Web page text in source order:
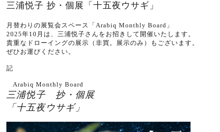
三浦悦子 抄・個展「十五夜ウサギ」
月替わりの展覧会スペース「Arabiq Monthly Board」
2025年10月は、三浦悦子さんをお招きして開催いたします。
貴重なドローイングの展示（非買。展示のみ）もございます。
ぜひお運びください。
記
Arabiq Monthly Board
三浦悦子 抄・個展
「十五夜ウサギ」